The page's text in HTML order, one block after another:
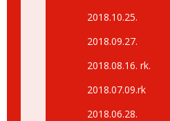
2018.10.25.
2018.09.27.
2018.08.16. rk.
2018.07.09.rk
2018.06.28.